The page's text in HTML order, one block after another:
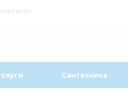
Контакты
Сантехника